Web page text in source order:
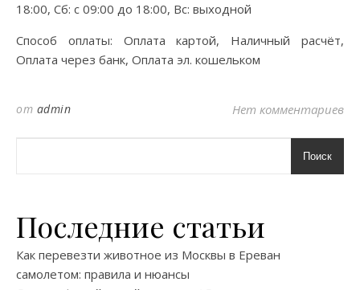
18:00, Сб: с 09:00 до 18:00, Вс: выходной
Способ оплаты: Оплата картой, Наличный расчёт,
Оплата через банк, Оплата эл. кошельком
от admin Нет комментариев
Поиск
Последние статьи
Как перевезти животное из Москвы в Ереван
самолетом: правила и нюансы